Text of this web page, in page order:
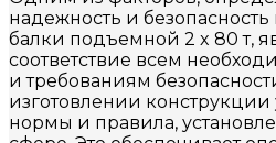
надежность и
балки подъемной 2 x 80 т,
соответствие всем
и требованиям
изготовлении конструкции
нормы и правила,